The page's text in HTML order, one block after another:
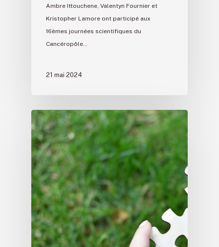
Ambre Ittouchene, Valentyn Fournier et
Kristopher Lamore ont participé aux
16èmes journées scientifiques du
Cancéropôle…
21 mai 2024